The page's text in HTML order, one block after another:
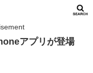
アプリが登場